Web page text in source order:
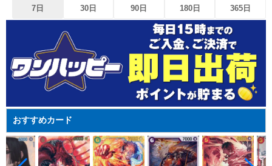
7日 30日 90日 180日 365日
おすすめカード